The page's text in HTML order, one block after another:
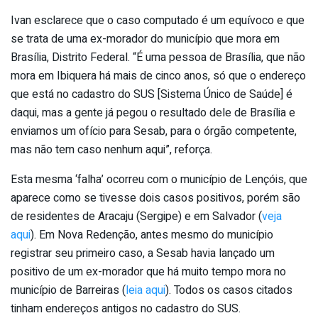
Ivan esclarece que o caso computado é um equívoco e que
se trata de uma ex-morador do município que mora em
Brasília, Distrito Federal. “É uma pessoa de Brasília, que não
mora em Ibiquera há mais de cinco anos, só que o endereço
que está no cadastro do SUS [Sistema Único de Saúde] é
daqui, mas a gente já pegou o resultado dele de Brasília e
enviamos um ofício para Sesab, para o órgão competente,
mas não tem caso nenhum aqui”, reforça.
Esta mesma ‘falha’ ocorreu com o município de Lençóis, que
aparece como se tivesse dois casos positivos, porém são
de residentes de Aracaju (Sergipe) e em Salvador (veja
aqui). Em Nova Redenção, antes mesmo do município
registrar seu primeiro caso, a Sesab havia lançado um
positivo de um ex-morador que há muito tempo mora no
município de Barreiras (leia aqui). Todos os casos citados
tinham endereços antigos no cadastro do SUS.